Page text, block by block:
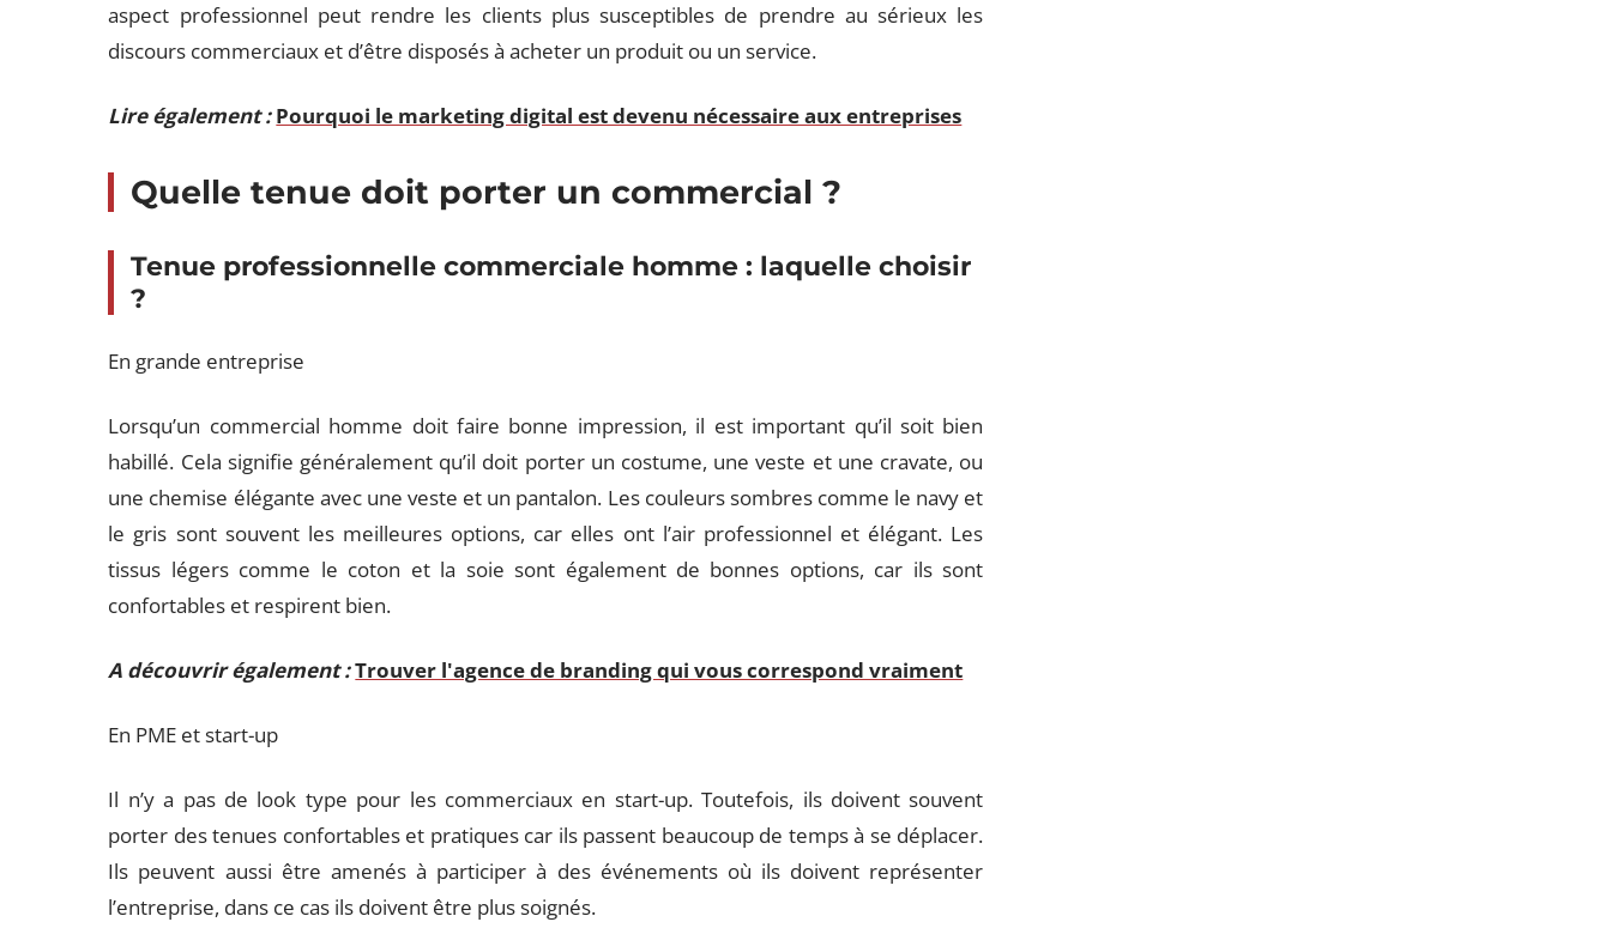
aspect professionnel peut rendre les clients plus susceptibles de prendre au sérieux les
discours commerciaux et d’être disposés à acheter un produit ou un service.
Lire également : Pourquoi le marketing digital est devenu nécessaire aux entreprises
Quelle tenue doit porter un commercial ?
Tenue professionnelle commerciale homme : laquelle choisir
?
En grande entreprise
Lorsqu’un commercial homme doit faire bonne impression, il est important qu’il soit bien
habillé. Cela signifie généralement qu’il doit porter un costume, une veste et une cravate, ou
une chemise élégante avec une veste et un pantalon. Les couleurs sombres comme le navy et
le gris sont souvent les meilleures options, car elles ont l’air professionnel et élégant. Les
tissus légers comme le coton et la soie sont également de bonnes options, car ils sont
confortables et respirent bien.
A découvrir également :Trouver l'agence de branding qui vous correspond vraiment
En PME et start-up
Il n’y a pas de look type pour les commerciaux en start-up. Toutefois, ils doivent souvent
porter des tenues confortables et pratiques car ils passent beaucoup de temps à se déplacer.
Ils peuvent aussi être amenés à participer à des événements où ils doivent représenter
l’entreprise, dans ce cas ils doivent être plus soignés.